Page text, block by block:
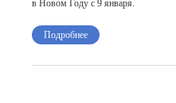
в Новом Году с 9 января.
Подробнее